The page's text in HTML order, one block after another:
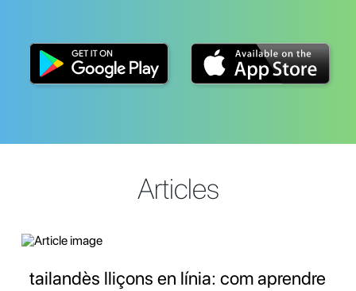
Articles
tailandès lliçons en línia: com aprendre